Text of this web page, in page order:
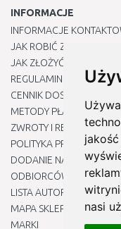
nasi
INFORMACJE
INFORMACJE
JAK ROBIĆ ZAKUPY ?
JAK ZŁOŻYĆ REKLAMACJĘ
REGULAMIN
CENNIK DOSTAWY
METODY PŁATNOŚCI
ZWROTY I REKLAMACJE
POLITYKA PRYWATNOŚCI
DODANIE NASZYCH
ODBIORCÓW
LISTA
MAPA SKLEPU
MARKI